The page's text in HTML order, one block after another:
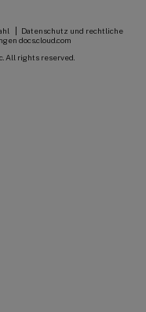
Datenschutz und rechtliche
docs.cloud.com
All rights reserved.